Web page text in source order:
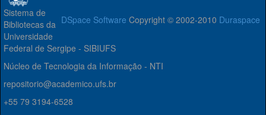
DSpace Software Copyright © 2002-2010 Duraspace
Sistema de
Bibliotecas da
Universidade
Federal de Sergipe - SIBIUFS
Núcleo de Tecnologia da Informação - NTI
repositorio@academico.ufs.br
+55 79 3194-6528